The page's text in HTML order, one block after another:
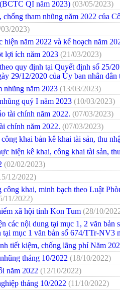
QI năm 2023) (03/05/2023)
chống tham nhũng năm 2022
2023)
hiện năm 2022 và kế hoạch năm
lợi ích năm 2023 (21/03/2023)
quy định tại Quyết định số
29/12/2020 của Ủy ban nhân
nhũng năm 2023 (13/03/2023)
quý I năm 2023 (10/03/2023)
tài chính năm 2022. (07/03/2023)
chính năm 2022. (07/03/2023)
khai bản kê khai tài sản, thu
hiện kê khai, công khai tài sản,
(02/02/2023)
12/2022)
khai, minh bạch theo Luật
11/2022)
xã hội tỉnh Kon Tum (28/10/
các nội dung tại mục 1, 2 văn bản
tại mục 1 văn bản số 674/TTr-
tiết kiệm, chống lãng phí Năm
tháng 10/2022 (18/10/2022)
năm 2022 (12/10/2022)
tháng 10/2022 (11/10/2022)